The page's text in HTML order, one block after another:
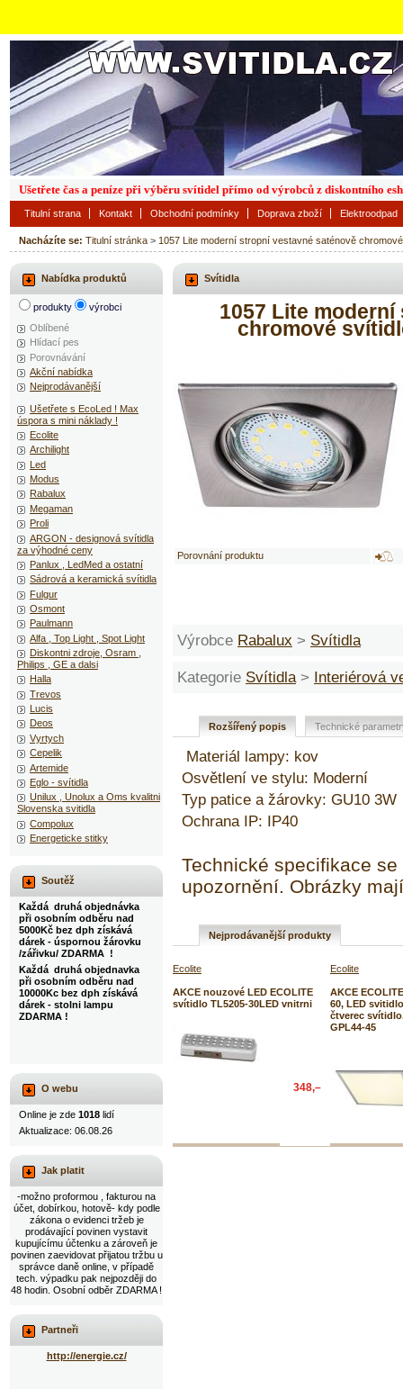
Nacházíte se: Titulní stránka > 1057 Lite moderní stropní vestavné saténově
Svítidla
1057 Lite
chromové
Porovnání produktu
Výrobce Rabalux > Svítidla
Kategorie Svítidla > Interiérová
Rozšířený popis Technické
Materiál lampy: kov
Osvětlení ve stylu: Moderní
Typ patice a žárovky: GU10 3W
Ochrana IP: IP40
Technické specifikace
upozornění. Obrázky
Nejprodávanější produkty
Ecolite
AKCE nouzové LED ECOLITE
svítidlo TL5205-30LED vnitrni
348,–
Ecolite
AKCE
60, LED
čtverec
GPL44-45
Nabídka produktů
produkty
výrobci
Oblíbené
Hlídací pes
Porovnávání
Akční nabídka
Nejprodávanější
Ušetřete s EcoLed ! Max
úspora s mini náklady !
Ecolite
Archilight
Led
Modus
Rabalux
Megaman
Proli
ARGON - designová svítidla
za výhodné ceny
Panlux , LedMed a ostatní
Sádrová a keramická svítidla
Fulgur
Osmont
Paulmann
Alfa , Top Light , Spot Light
Diskontni zdroje, Osram ,
Philips , GE a dalsi
Halla
Trevos
Lucis
Deos
Vyrtych
Cepelik
Artemide
Eglo - svítidla
Unilux , Unolux a Oms kvalitni
Slovenska svitidla
Compolux
Energeticke stitky
Soutěž
Každá druhá objednávka
při osobním odběru nad
5000Kč bez dph získává
dárek - úspornou žárovku
/zářivku/ ZDARMA !
Každá druhá objednavka
při osobním odběru nad
10000Kc bez dph získává
dárek - stolni lampu
ZDARMA !
O webu
Online je zde 1018 lidí
Aktualizace: 06.08.26
Jak platit
-možno proformou , fakturou na
účet, dobírkou, hotově- kdy podle
zákona o evidenci tržeb je
prodávající povinen vystavit
kupujícímu účtenku a zároveň je
povinen zaevidovat přijatou tržbu u
správce daně online, v případě
tech. výpadku pak nejpozději do
48 hodin. Osobní odběr ZDARMA !
Partneři
http://energie.cz/
Titulní strana Kontakt Obchodní podmínky Doprava zboží Elektroodpad
Ušetřete čas a peníze při výběru svítidel přímo od výrobců z diskontního